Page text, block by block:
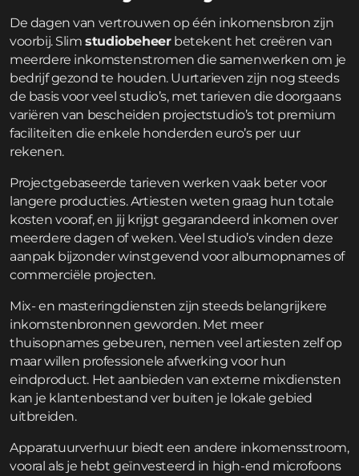
De dagen van vertrouwen op één inkomensbron zijn
voorbij. Slimstudiobeheerbetekent het creëren van
meerdere inkomstenstromen die samenwerken om je
bedrijf gezond te houden. Uurtarieven zijn nog steeds
de basis voor veel studio’s, met tarieven die doorgaans
variëren van bescheiden projectstudio’s tot premium
faciliteiten die enkele honderden euro’s per uur
rekenen.
Projectgebaseerde tarieven werken vaak beter voor
langere producties. Artiesten weten graag hun totale
kosten vooraf, en jij krijgt gegarandeerd inkomen over
meerdere dagen of weken. Veel studio’s vinden deze
aanpak bijzonder winstgevend voor albumopnames of
commerciële projecten.
Mix- en masteringdiensten zijn steeds belangrijkere
inkomstenbronnen geworden. Met meer
thuisopnames gebeuren, nemen veel artiesten zelf op
maar willen professionele afwerking voor hun
eindproduct. Het aanbieden van externe mixdiensten
kan je klantenbestand ver buiten je lokale gebied
uitbreiden.
Apparatuurverhuur biedt een andere inkomensstroom,
vooral als je hebt geïnvesteerd in high-end microfoons